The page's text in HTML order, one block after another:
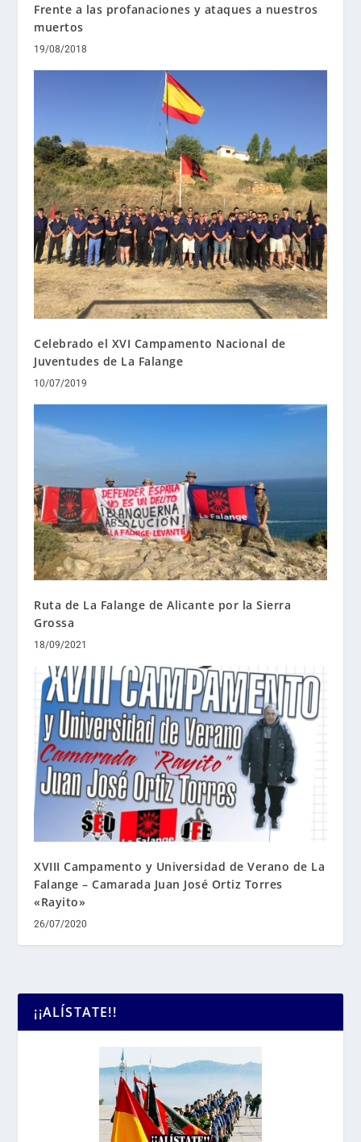
Frente a las profanaciones y ataques a nuestros
muertos
19/08/2018
Celebrado el XVI Campamento Nacional de
Juventudes de La Falange
10/07/2019
Ruta de La Falange de Alicante por la Sierra
Grossa
18/09/2021
XVIII Campamento y Universidad de Verano de La
Falange – Camarada Juan José Ortiz Torres
«Rayito»
26/07/2020
¡¡ALÍSTATE!!